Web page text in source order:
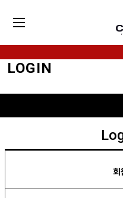
LOGIN
회